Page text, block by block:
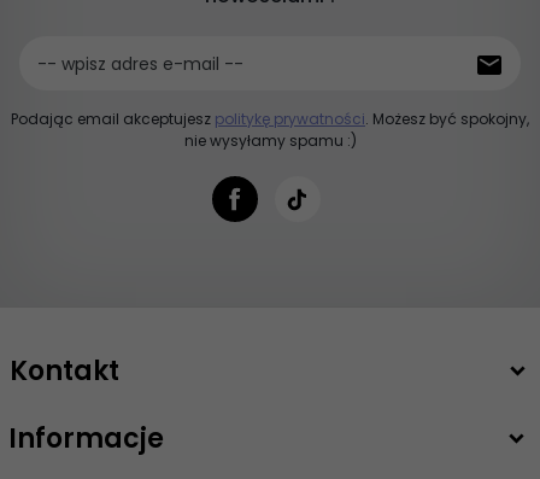
-- wpisz adres e-mail --
Podając email akceptujesz politykę prywatności. Możesz być spokojny,
nie wysyłamy spamu :)
Kontakt
+48 503 747 208
Informacje